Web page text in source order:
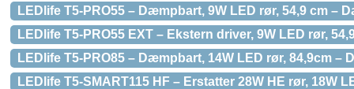
LEDlife T5-PRO55 – Dæmpbart, 9W LED rør, 54,9 cm –
LEDlife T5-PRO55 EXT – Ekstern driver, 9W LED rør,
LEDlife T5-PRO85 – Dæmpbart, 14W LED rør, 84,9cm
LEDlife T5-SMART115 HF – Erstatter 28W HE rør,